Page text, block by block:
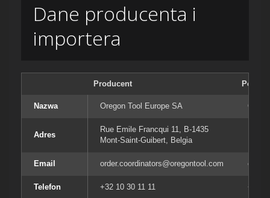
Dane producenta i
importera
Producent
Nazwa Oregon Tool Europe SA
Adres
Rue Emile Francqui 11, B-1435
Mont-Saint-Guibert, Belgia
Email order.coordinators@oregontool.com
Telefon +32 10 30 11 11 +32